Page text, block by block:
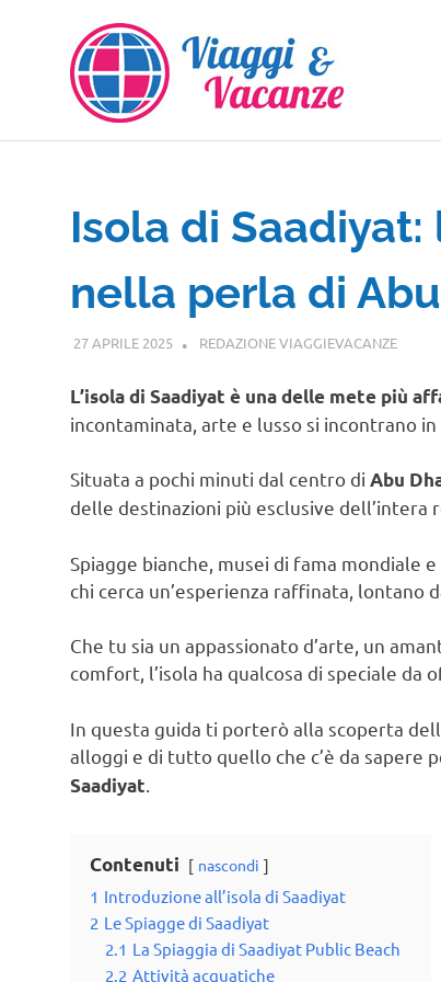
contenuto
Isola di
nella perla di
27 APRILE 2025 REDAZIONE VIAGGIEVACANZE
L’isola di Saadiyat è una delle mete più
incontaminata, arte e lusso si incontrano
Situata a pochi minuti dal centro di Abu
delle destinazioni più esclusive dell’intera
Spiagge bianche, musei di fama mondiale
chi cerca un’esperienza raffinata, lontano
Che tu sia un appassionato d’arte, un
comfort, l’isola ha qualcosa di speciale da
In questa guida ti porterò alla scoperta
alloggi e di tutto quello che c’è da sapere
Saadiyat
Contenuti nascondi
1 Introduzione all’isola di Saadiyat
2 Le Spiagge di Saadiyat
2.1 La Spiaggia di Saadiyat Public Beach
2.2 Attività acquatiche